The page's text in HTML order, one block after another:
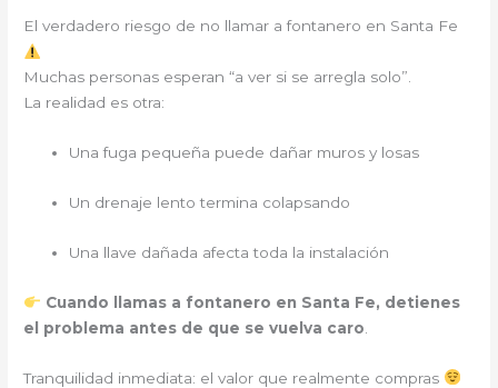
El verdadero riesgo de no llamar a fontanero en Santa Fe
Muchas personas esperan “a ver si se arregla solo”.
La realidad es otra:
Una fuga pequeña puede dañar muros y losas
Un drenaje lento termina colapsando
Una llave dañada afecta toda la instalación
Cuando llamas a fontanero en Santa Fe, detienes
el problema antes de que se vuelva caro
Tranquilidad inmediata: el valor que realmente compras